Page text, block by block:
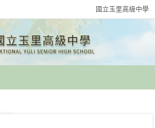
國立玉里高級中學